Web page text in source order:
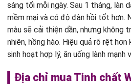
sáng tối mỗi ngày. Sau 1 tháng, làn
mềm mại và có độ đàn hồi tốt hơn.
màu sẽ cải thiện dần, nhưng không
nhiên, hồng hào. Hiệu quả rõ rệt
sinh hoạt hợp lý, ăn uống lành mạnh
Địa chỉ mua Tinh chất